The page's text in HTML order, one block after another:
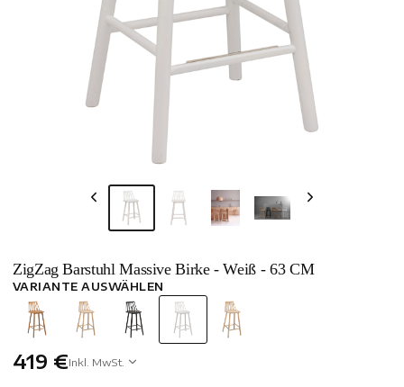
ZigZag Barstuhl Massive Birke - Weiß - 63 CM
VARIANTE AUSWÄHLEN
419 €Inkl. MwSt.